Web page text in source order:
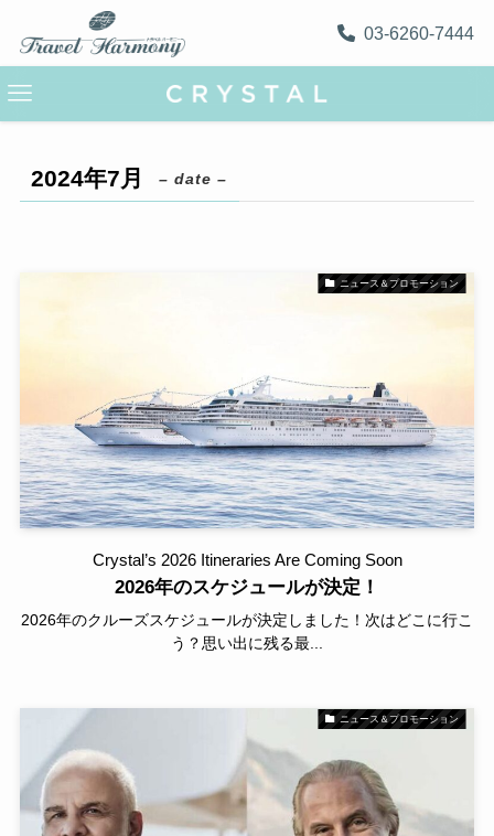
03-6260-7444
2024年7月 – date –
ニュース＆プロモーション
Crystal’s 2026 Itineraries Are Coming Soon
2026年のスケジュールが決定！
2026年のクルーズスケジュールが決定しました！次はどこに行こ
う？思い出に残る最...
ニュース＆プロモーション